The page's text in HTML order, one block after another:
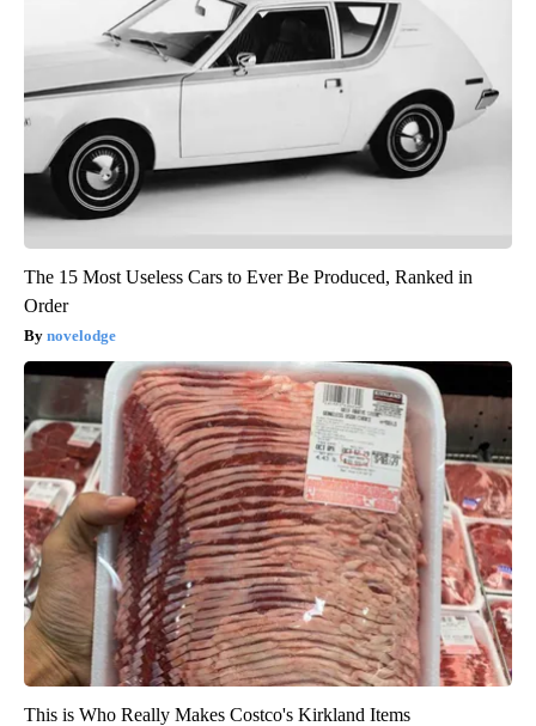
The 15 Most Useless Cars to Ever Be Produced, Ranked in
Order
novelodge
This is Who Really Makes Costco's Kirkland Items